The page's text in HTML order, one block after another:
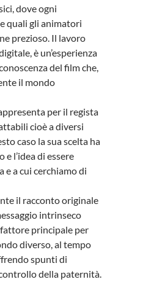
dove ogni
quali gli animatori
prezioso. Il lavoro
è un’esperienza
del film che,
il mondo
per il regista
cioè a diversi
caso la sua scelta ha
l’idea di essere
e a cui cerchiamo di
il racconto originale
intrinseco
principale per
diverso, al tempo
spunti di
della paternità.